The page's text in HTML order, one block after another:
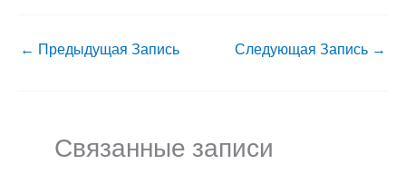
← Предыдущая Запись Следующая Запись →
Связанные записи